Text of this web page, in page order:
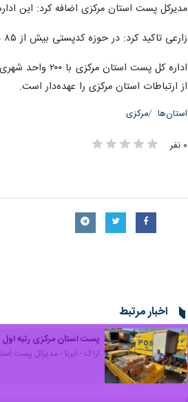
مدیرکل پست استان مرکزی اضافه کرد: این
زارعی تاکید کرد: در حوزه کدپستی بیش از ۸۵ درصد نقاط شهری استان مرکزی، دارای کد پستی به هنگام هستند.
از ارتباطات استان مرکزی را عهده‌دار است.
استان‌ها مرکزی
۰ نفر
اخبار مرتبط
پست استان مرکزی رتبه
اراک - ایرنا - مدیرکل پست